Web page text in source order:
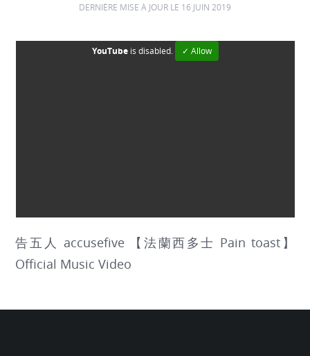
DERNIÈRE MISE À JOUR LE 16 JUIN 2019
YouTubeis disabled. ✓ Allow
告五人 accusefive 【法蘭西多士 Pain toast】
Official Music Video